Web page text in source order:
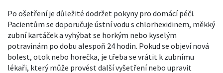
Po ošetření je důležité dodržet pokyny pro domácí péči.
Pacientům se doporučuje ústní vodu s chlorhexidinem, měkký
zubní kartáček a vyhýbat se horkým nebo kyselým
potravinám po dobu alespoň 24 hodin. Pokud se objeví nová
bolest, otok nebo horečka, je třeba se vrátit k zubnímu
lékaři, který může provést další vyšetření nebo upravit